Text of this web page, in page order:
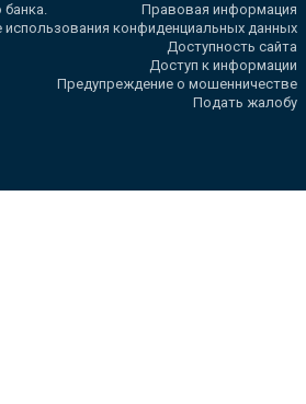
банка.
Правовая информация
конфиденциальных данных
Доступность сайта
Доступ к информации
Предупреждение о мошенничестве
Подать жалобу